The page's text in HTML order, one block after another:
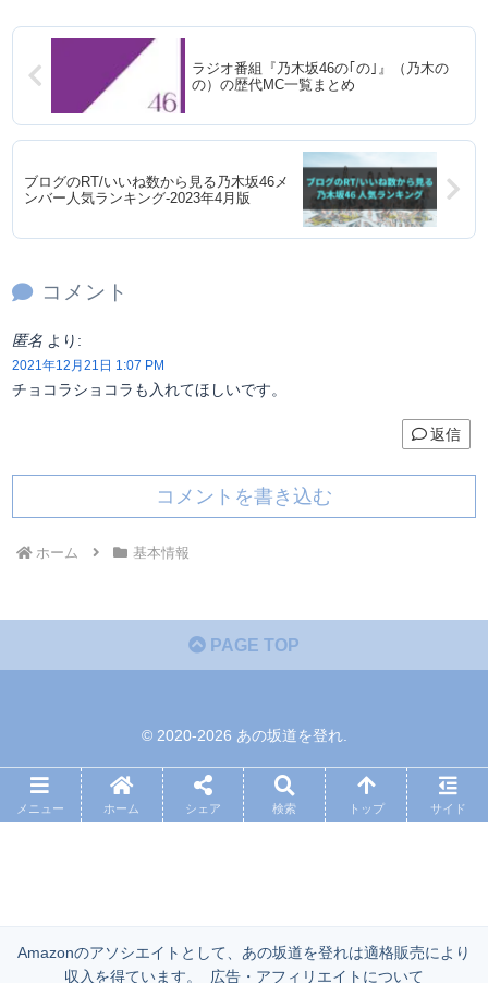
ラジオ番組『乃木坂46の｢の｣』（乃木の
の）の歴代MC一覧まとめ
ブログのRT/いいね数から見る乃木坂46メ
ンバー人気ランキング-2023年4月版
コメント
匿名 より:
2021年12月21日 1:07 PM
チョコラショコラも入れてほしいです。
返信
コメントを書き込む
ホーム 基本情報
PAGE TOP
© 2020-2026 あの坂道を登れ.
メニュー ホーム シェア 検索 トップ サイド
Amazonのアソシエイトとして、あの坂道を登れは適格販売により
収入を得ています。
広告・アフィリエイトについて